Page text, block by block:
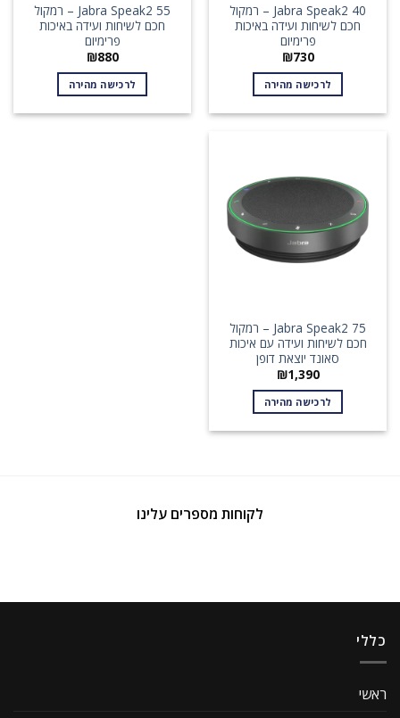
Jabra Speak2 40 – רמקול
חכם לשיחות ועידה באיכות
פרימיום
₪730
לרכישה מהירה
Jabra Speak2 55 – רמקול
חכם לשיחות ועידה באיכות
פרימיום
₪880
לרכישה מהירה
Jabra Speak2 75 – רמקול
חכם לשיחות ועידה עם איכות
סאונד יוצאת דופן
₪1,390
לרכישה מהירה
לקוחות מספרים עלינו
כללי
ראשי